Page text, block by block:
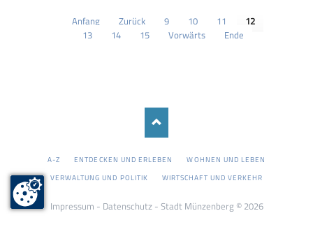
Anfang Zurück 9 10 11
12
13
14 15 Vorwärts Ende
NAVIGATION
A-Z ENTDECKEN UND ERLEBEN
WOHNEN UND LEBEN
VERWALTUNG UND POLITIK
WIRTSCHAFT UND VERKEHR
Impressum - Datenschutz- Stadt Münzenberg © 2026